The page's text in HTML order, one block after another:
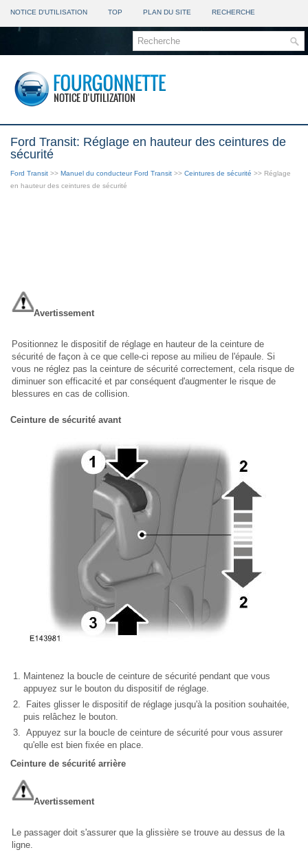
NOTICE D'UTILISATION TOP PLAN DU SITE RECHERCHE
Ford Transit: Réglage en hauteur des ceintures de
sécurité
Ford Transit >> Manuel du conducteur Ford Transit >> Ceintures de sécurité >> Réglage
en hauteur des ceintures de sécurité
Avertissement
Positionnez le dispositif de réglage en hauteur de la ceinture de
sécurité de façon à ce que celle-ci repose au milieu de l'épaule. Si
vous ne réglez pas la ceinture de sécurité correctement, cela risque de
diminuer son efficacité et par conséquent d'augmenter le risque de
blessures en cas de collision.
Ceinture de sécurité avant
Maintenez la boucle de ceinture de sécurité pendant que vous
appuyez sur le bouton du dispositif de réglage.
Faites glisser le dispositif de réglage jusqu'à la position souhaitée,
puis relâchez le bouton.
Appuyez sur la boucle de ceinture de sécurité pour vous assurer
qu'elle est bien fixée en place.
Ceinture de sécurité arrière
Avertissement
Le passager doit s'assurer que la glissière se trouve au dessus de la
ligne.